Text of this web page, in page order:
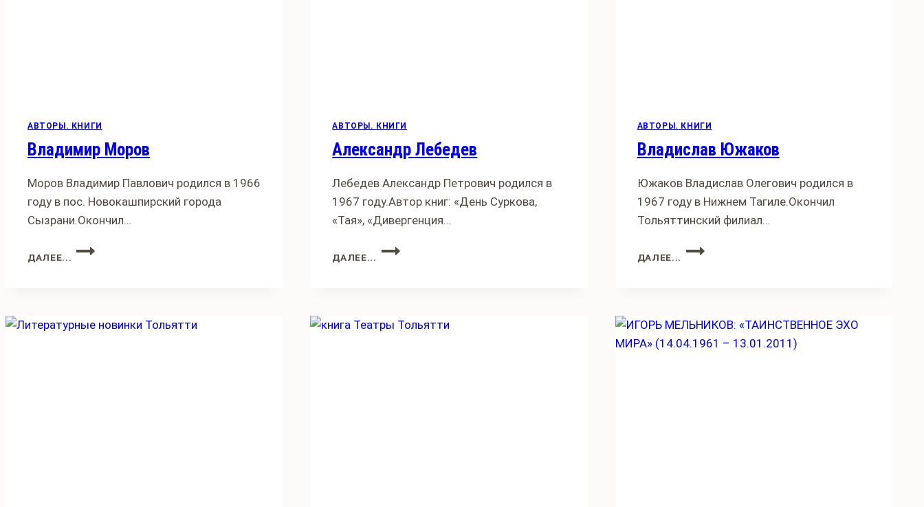
АВТОРЫ. КНИГИ
Владимир Моров
Моров Владимир Павлович родился в 1966
году в пос. Новокашпирский города
Сызрани.Окончил…
ДАЛЕЕ...
ВЛАДИМИР
АВТОРЫ. КНИГИ
Александр Лебедев
Лебедев Александр Петрович родился в
1967 году.Автор книг: «День Суркова,
«Тая», «Дивергенция…
ДАЛЕЕ...
АЛЕКСАНДР
АВТОРЫ. КНИГИ
Владислав Южаков
Южаков Владислав Олегович родился в
1967 году в Нижнем Тагиле.Окончил
Тольяттинский филиал…
ДАЛЕЕ...
ВЛАДИСЛАВ